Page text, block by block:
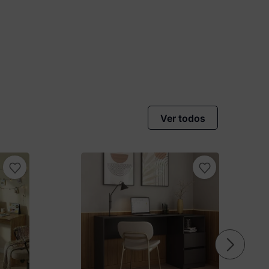
no Boleto
Ver todos